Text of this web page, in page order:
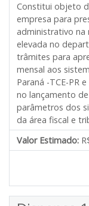
Constitui objeto
empresa para
administrativo na
elevada no
trâmites para
mensal aos
Paraná -TCE-PR
no lançamento
parâmetros dos
da área fiscal e
Valor Estimado: